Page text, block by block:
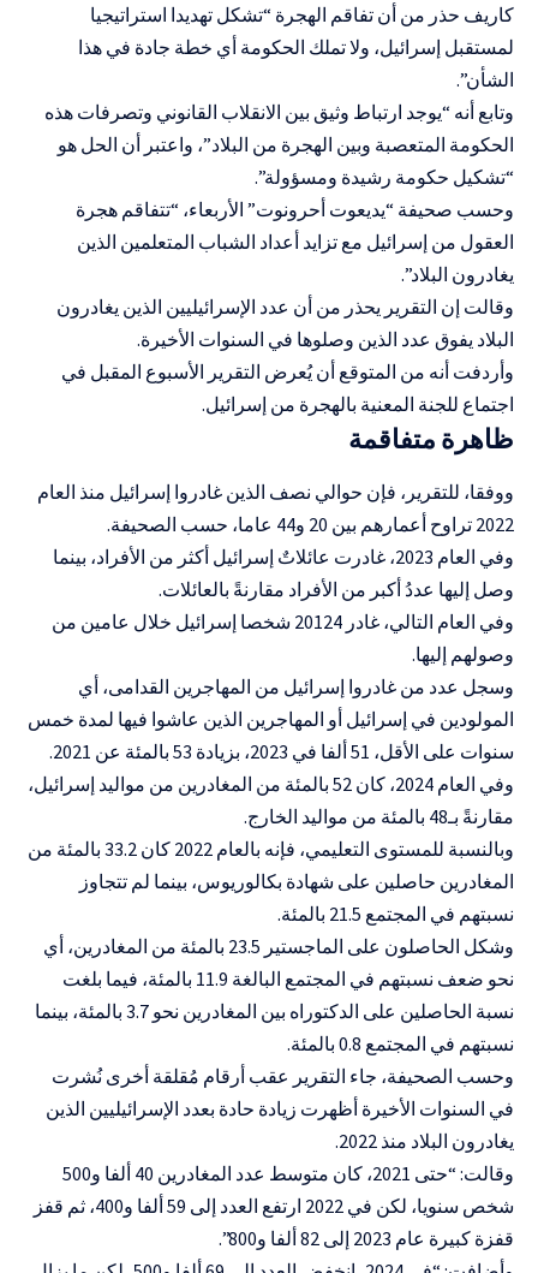
كاريف حذر من أن تفاقم الهجرة “تشكل تهديدا استراتيجيا
لمستقبل إسرائيل، ولا تملك الحكومة أي خطة جادة في هذا
الشأن”.
وتابع أنه “يوجد ارتباط وثيق بين الانقلاب القانوني وتصرفات هذه
الحكومة المتعصبة وبين الهجرة من البلاد”، واعتبر أن الحل هو
“تشكيل حكومة رشيدة ومسؤولة”.
وحسب صحيفة “يديعوت أحرونوت” الأربعاء، “تتفاقم هجرة
العقول من إسرائيل مع تزايد أعداد الشباب المتعلمين الذين
يغادرون البلاد”.
وقالت إن التقرير يحذر من أن عدد الإسرائيليين الذين يغادرون
البلاد يفوق عدد الذين وصلوها في السنوات الأخيرة.
وأردفت أنه من المتوقع أن يُعرض التقرير الأسبوع المقبل في
اجتماع للجنة المعنية بالهجرة من إسرائيل.
ظاهرة متفاقمة
ووفقا، للتقرير، فإن حوالي نصف الذين غادروا إسرائيل منذ العام
2022 تراوح أعمارهم بين 20 و44 عاما، حسب الصحيفة.
وفي العام 2023، غادرت عائلاتٌ إسرائيل أكثر من الأفراد، بينما
وصل إليها عددُ أكبر من الأفراد مقارنةً بالعائلات.
وفي العام التالي، غادر 20124 شخصا إسرائيل خلال عامين من
وصولهم إليها.
وسجل عدد من غادروا إسرائيل من المهاجرين القدامى، أي
المولودين في إسرائيل أو المهاجرين الذين عاشوا فيها لمدة خمس
سنوات على الأقل، 51 ألفا في 2023، بزيادة 53 بالمئة عن 2021.
وفي العام 2024، كان 52 بالمئة من المغادرين من مواليد إسرائيل،
مقارنةً بـ48 بالمئة من مواليد الخارج.
وبالنسبة للمستوى التعليمي، فإنه بالعام 2022 كان 33.2 بالمئة من
المغادرين حاصلين على شهادة بكالوريوس، بينما لم تتجاوز
نسبتهم في المجتمع 21.5 بالمئة.
وشكل الحاصلون على الماجستير 23.5 بالمئة من المغادرين، أي
نحو ضعف نسبتهم في المجتمع البالغة 11.9 بالمئة، فيما بلغت
نسبة الحاصلين على الدكتوراه بين المغادرين نحو 3.7 بالمئة، بينما
نسبتهم في المجتمع 0.8 بالمئة.
وحسب الصحيفة، جاء التقرير عقب أرقام مُقلقة أخرى نُشرت
في السنوات الأخيرة أظهرت زيادة حادة بعدد الإسرائيليين الذين
يغادرون البلاد منذ 2022.
وقالت: “حتى 2021، كان متوسط عدد المغادرين 40 ألفا و500
شخص سنويا، لكن في 2022 ارتفع العدد إلى 59 ألفا و400، ثم قفز
قفزة كبيرة عام 2023 إلى 82 ألفا و800”.